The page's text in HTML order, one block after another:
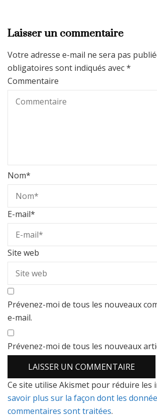
Laisser un commentaire
Votre adresse e-mail ne sera pas
obligatoires sont indiqués avec*
Commentaire
Nom*
E-mail*
Site web
Prévenez-moi de tous les nouveaux
e-mail.
Prévenez-moi de tous les nouveaux
Ce site utilise Akismet pour réduire les
savoir plus sur la façon dont les
commentaires sont traitées.